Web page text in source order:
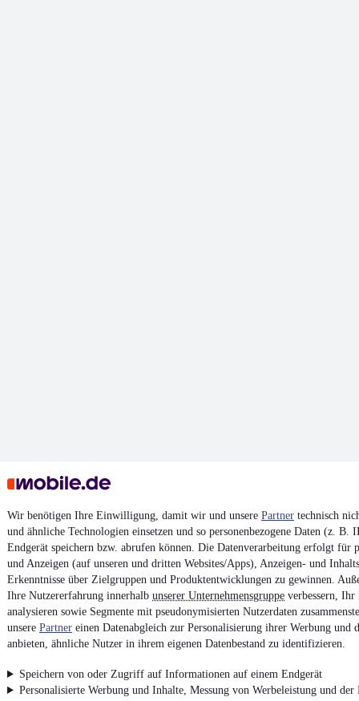
Wir benötigen Ihre Einwilligung, damit wir und unsere Partner technisch
und ähnliche Technologien einsetzen und so personenbezogene Daten (z. B.
Endgerät speichern bzw. abrufen können. Die Datenverarbeitung erfolgt für
und Anzeigen (auf unseren und dritten Websites/Apps), Anzeigen- und
Erkenntnisse über Zielgruppen und Produktentwicklungen zu gewinnen.
Ihre Nutzererfahrung innerhalb unserer Unternehmensgruppe verbessern, Ihr
analysieren sowie Segmente mit pseudonymisierten Nutzerdaten
unsere Partner einen Datenabgleich zur Personalisierung ihrer Werbung und
anbieten, ähnliche Nutzer in ihrem eigenen Datenbestand zu identifizieren.
Speichern von oder Zugriff auf Informationen auf einem Endgerät
Personalisierte Werbung und Inhalte, Messung von Werbeleistung und der